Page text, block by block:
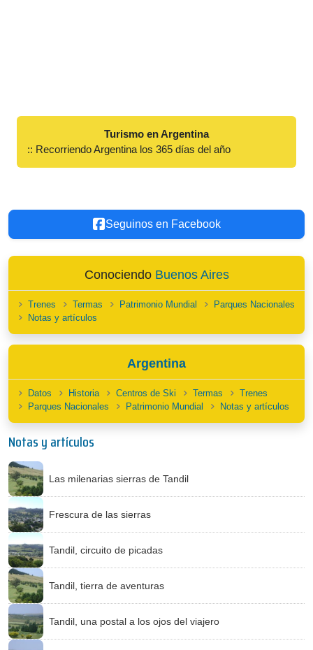
Turismo en Argentina
:: Recorriendo Argentina los 365 días del año
Seguinos en Facebook
Conociendo Buenos Aires
Trenes Termas Patrimonio Mundial
Parques Nacionales
Notas y artículos
Argentina
Datos Historia Centros de Ski Termas
Trenes
Parques Nacionales
Patrimonio Mundial Notas y artículos
Notas y artículos
Las milenarias sierras de Tandil
Frescura de las sierras
Tandil, circuito de picadas
Tandil, tierra de aventuras
Tandil, una postal a los ojos del viajero